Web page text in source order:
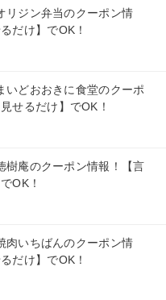
リジン弁当のクーポン情
だけ】でOK！
いどおおきに食堂のクーポ
せるだけ】でOK！
樹庵のクーポン情報！【言
OK！
肉いちばんのクーポン情
だけ】でOK！